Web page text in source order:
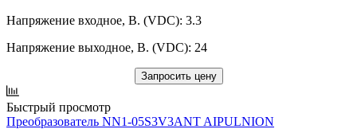
Напряжение входное, В. (VDC): 3.3
Напряжение выходное, В. (VDC): 24
Запросить цену
Быстрый просмотр
Преобразователь NN1-05S3V3ANT AIPULNION